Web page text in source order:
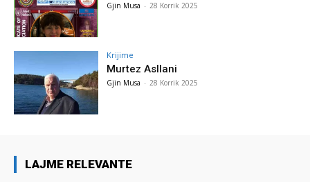
Gjin Musa - 28 Korrik 2025
Krijime
Murtez Asllani
Gjin Musa - 28 Korrik 2025
LAJME RELEVANTE